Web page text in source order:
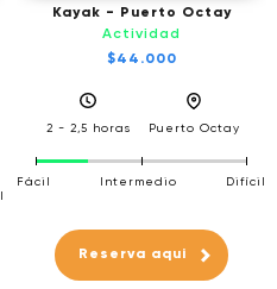
Kayak - Puerto Octay
Actividad
$44.000
2 - 2,5 horas Puerto Octay
Fácil Intermedio Difícil
Reserva aqui